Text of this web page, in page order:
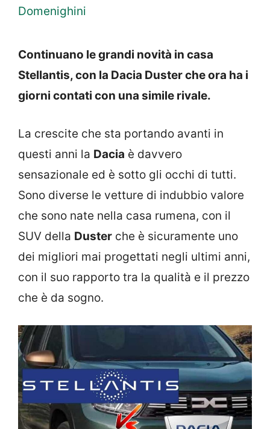
Domenighini
Continuano le grandi novità in casa
Stellantis, con la Dacia Duster che ora ha i
giorni contati con una simile rivale.
La crescite che sta portando avanti in
questi anni la Dacia è davvero
sensazionale ed è sotto gli occhi di tutti.
Sono diverse le vetture di indubbio valore
che sono nate nella casa rumena, con il
SUV della Duster che è sicuramente uno
dei migliori mai progettati negli ultimi anni,
con il suo rapporto tra la qualità e il prezzo
che è da sogno.